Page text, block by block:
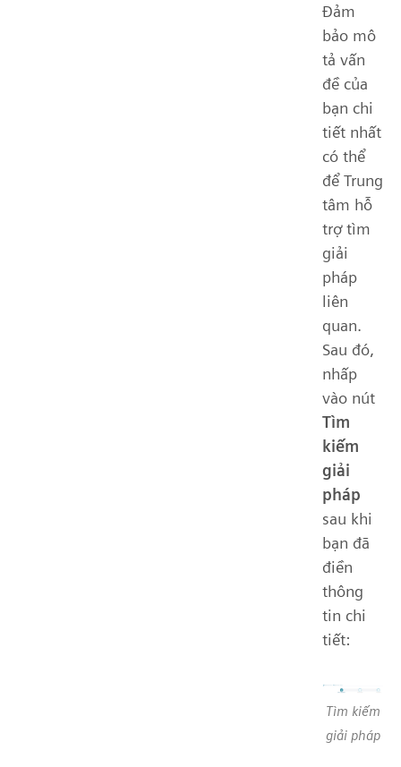
Đảm
bảo mô
tả vấn
đề của
bạn chi
tiết nhất
có thể
để Trung
tâm hỗ
trợ tìm
giải
pháp
liên
quan.
Sau đó,
nhấp
vào nút
Tìm
kiếm
giải
pháp
sau khi
bạn đã
điền
thông
tin chi
tiết:
Tìm kiếm
giải pháp